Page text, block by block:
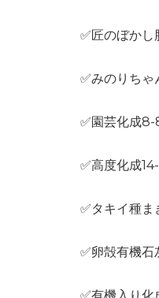
✅匠のぼ
✅みのりち
✅園芸化成
✅高度化成
✅タキイ種
✅卵殻有